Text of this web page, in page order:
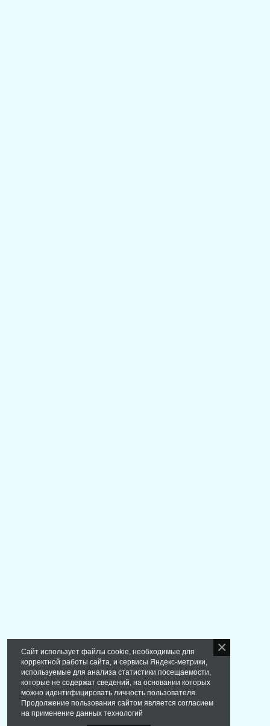
Сайт использует файлы cookie, необходимые для
корректной работы сайта, и сервисы Яндекс-метрики,
используемые для анализа статистики посещаемости,
которые не содержат сведений, на основании которых
можно идентифицировать личность пользователя.
Продолжение пользования сайтом является согласием
на применение данных технологий